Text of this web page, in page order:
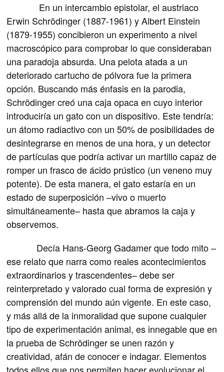
En un intercambio epistolar, el austriaco
Erwin Schrödinger (1887-1961) y Albert Einstein
(1879-1955) concibieron un experimento a nivel
macroscópico para comprobar lo que consideraban
una paradoja absurda. Una pelota atada a un
deteriorado cartucho de pólvora fue la primera
opción. Buscando más énfasis en la parodia,
Schrödinger creó una caja opaca en cuyo interior
introduciría un gato con un dispositivo. Este tendría:
un átomo radiactivo con un 50% de posibilidades de
desintegrarse en menos de una hora, y un detector
de partículas que podría activar un martillo capaz de
romper un frasco de ácido prústico (un veneno muy
potente). De esta manera, el gato estaría en un
estado de superposición –vivo o muerto
simultáneamente– hasta que abramos la caja y
observemos.
Decía Hans-Georg Gadamer que todo mito –
ese relato que narra como reales acontecimientos
extraordinarios y trascendentes– debe ser
reinterpretado y valorado cual forma de expresión y
comprensión del mundo aún vigente. En este caso,
y más allá de la inmoralidad que supone cualquier
tipo de experimentación animal, es innegable que en
la prueba de Schrödinger se unen razón y
creatividad, afán de conocer e indagar. Elementos